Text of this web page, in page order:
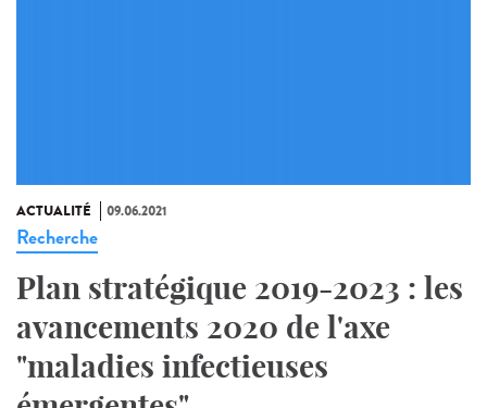
ACTUALITÉ 09.06.2021
Recherche
Plan stratégique 2019-2023 : les
avancements 2020 de l'axe
"maladies infectieuses